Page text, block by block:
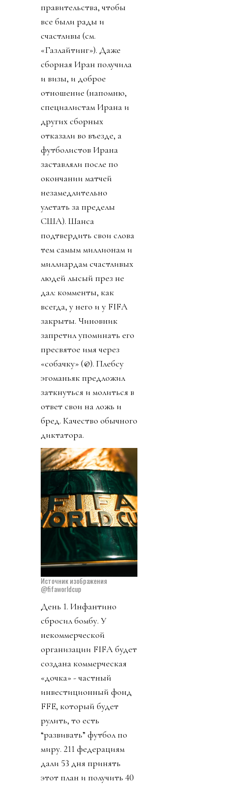
правительства, чтобы
все были рады и
счастливы (см.
«Газлайтинг»). Даже
сборная Иран получила
и визы, и доброе
отношение (напомню,
специалистам Ирана и
других сборных
отказали во въезде, а
футболистов Ирана
заставляли после по
окончании матчей
незамедлительно
улетать за пределы
США). Шанса
подтвердить свои слова
тем самым миллионам и
миллиардам счастливых
людей лысый през не
дал: комменты, как
всегда, у него и у FIFA
закрыты. Чиновник
запретил упоминать его
пресвятое имя через
«собачку» (@). Плебсу
эгоманьяк предложил
заткнуться и молиться в
ответ свои на ложь и
бред. Качество обычного
диктатора.
Источник изображения
@fifaworldcup
День 1. Инфантино
сбросил бомбу. У
некоммерческой
организации FIFA будет
создана коммерческая
«дочка» - частный
инвестиционный фонд
FFE, который будет
рулить, то есть
“развивать” футбол по
миру. 211 федерациям
дали 53 дня принять
этот план и получить 40